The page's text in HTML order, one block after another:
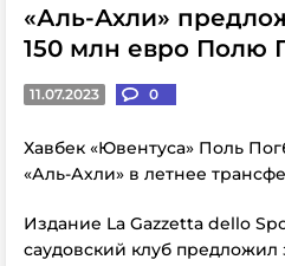
«Аль-Ахли»
150 млн евро Полю
11.07.2023 0
Хавбек «Ювентуса» Поль
«Аль-Ахли» в летнее
Издание La Gazzetta dello
саудовский клуб